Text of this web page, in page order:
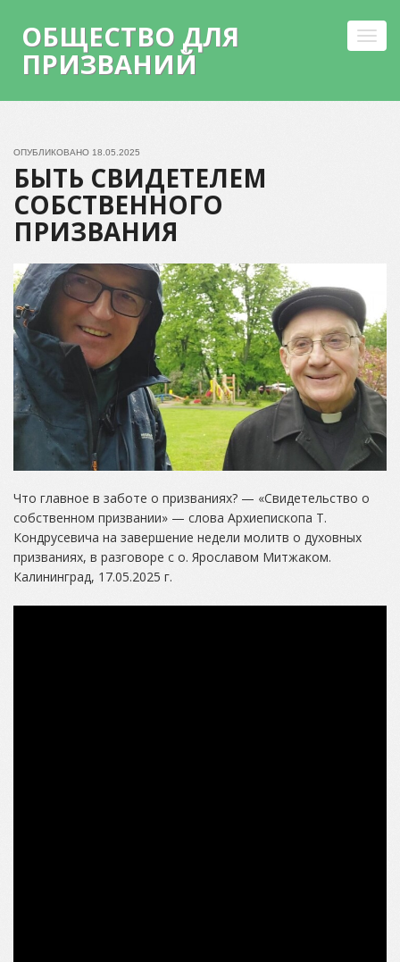
ОБЩЕСТВО ДЛЯ
ПРИЗВАНИЙ
content
ОПУБЛИКОВАНО 18.05.2025
БЫТЬ СВИДЕТЕЛЕМ
СОБСТВЕННОГО
ПРИЗВАНИЯ
Что главное в заботе о призваниях? — «Свидетельство о
собственном призвании» — слова Архиепископа Т.
Кондрусевича на завершение недели молитв о духовных
призваниях, в разговоре с о. Ярославом Митжаком.
Калининград, 17.05.2025 г.